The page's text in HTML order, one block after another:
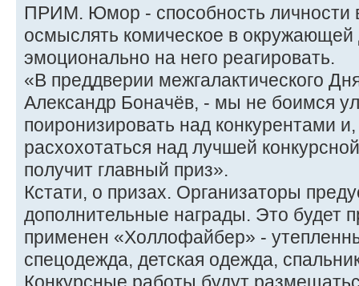
ПРИМ. Юмор - способность личности
осмыслять комическое в окружающей
эмоционально на него реагировать.
«В преддверии межгалактического
Александр Боначёв, - мы не боимся
поиронизировать над конкурентами и,
расхохотаться над лучшей
получит главный приз».
Кстати, о призах. Организаторы
дополнительные награды. Это будет
применен «Холлофайбер» -
спецодежда, детская одежда,
Конкурсные работы будут